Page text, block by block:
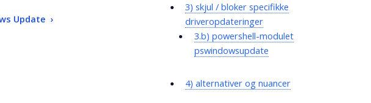
Update ›
3) skjul / bloker specifikke
driveropdateringer
3.b) powershell-modulet
pswindowsupdate
4) alternativer og nuancer